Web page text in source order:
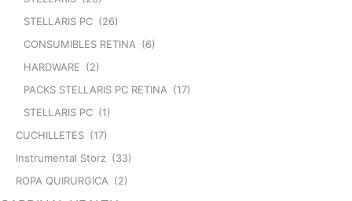
STELLARIS PC (26)
CONSUMIBLES RETINA (6)
HARDWARE (2)
PACKS STELLARIS PC RETINA (17)
STELLARIS PC (1)
CUCHILLETES (17)
Instrumental Storz (33)
ROPA QUIRURGICA (2)